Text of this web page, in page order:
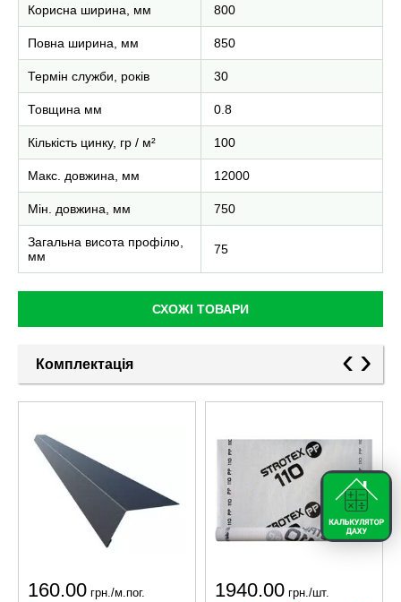
Корисна ширина, мм 800
Повна ширина, мм 850
Термін служби, років 30
Товщина мм 0.8
Кількість цинку, гр / м² 100
Макс. довжина, мм 12000
Мін. довжина, мм 750
Загальна висота профілю,
мм
75
СХОЖІ ТОВАРИ
Комплектація ‹ ›
160.00 грн./м.пог. 1940.00 грн./шт.